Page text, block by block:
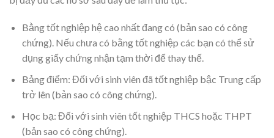
Bằng tốt nghiệp hệ cao nhất đang có (bản sao có công
chứng). Nếu chưa có bằng tốt nghiệp các bạn có thể sử
dụng giấy chứng nhận tạm thời để thay thế.
Bảng điểm: Đối với sinh viên đã tốt nghiệp bậc Trung cấp
trở lên (bản sao có công chứng).
Học bạ: Đối với sinh viên tốt nghiệp THCS hoặc THPT
(bản sao có công chứng).